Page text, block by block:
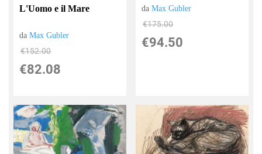
L'Uomo e il Mare
daMax Gubler
€152.00
€82.08
daMax Gubler
€175.00
€94.50